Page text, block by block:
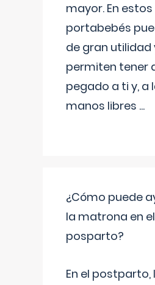
mayor. En
portabebés
de gran utilidad
permiten tener
pegado a ti y, a
manos libres ...
¿Cómo puede
la matrona en el
posparto?
En el postparto,